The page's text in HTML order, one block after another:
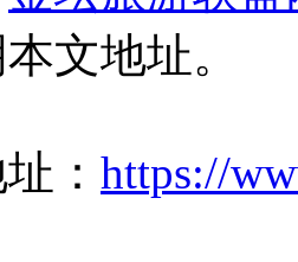
文地址。
： https://